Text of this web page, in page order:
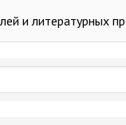
и литературных